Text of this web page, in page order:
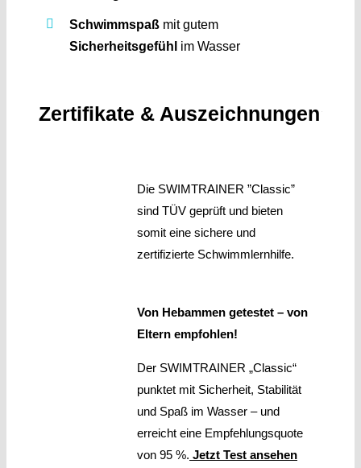
Schwimmspaß mit gutem
Sicherheitsgefühl im Wasser
Zertifikate & Auszeichnungen
Die SWIMTRAINER ”Classic”
sind TÜV geprüft und bieten
somit eine sichere und
zertifizierte Schwimmlernhilfe.
Von Hebammen getestet – von
Eltern empfohlen!
Der SWIMTRAINER „Classic“
punktet mit Sicherheit, Stabilität
und Spaß im Wasser – und
erreicht eine Empfehlungsquote
von 95 %. Jetzt Test ansehen